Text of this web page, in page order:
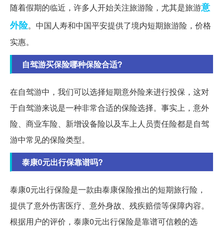
随着假期的临近，许多人开始关注旅游险，尤其是旅游意
外险。中国人寿和中国平安提供了境内短期旅游险，价格
实惠。
自驾游买保险哪种保险合适?
在自驾游中，我们可以选择短期意外险来进行投保，这对
于自驾游来说是一种非常合适的保险选择。事实上，意外
险、商业车险、新增设备险以及车上人员责任险都是自驾
游中常见的保险类型。
泰康0元出行保靠谱吗?
泰康0元出行保险是一款由泰康保险推出的短期旅行险，
提供了意外伤害医疗、意外身故、残疾赔偿等保障内容。
根据用户的评价，泰康0元出行保险是靠谱可信赖的选